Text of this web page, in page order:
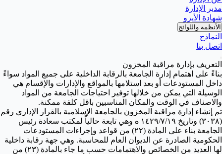
مدير الإدارة
شهادة الأيزو
الأنظمة واللوائح
النماذج
اتصل بنا
التعريف بإدارة مراقبة المخزون
بناءً على اهتمام إدارة الجامعة بالرقابة الداخلية على جميع المواد سواءً
داخل المستودعات أو بعد استلامها بالمواقع والإدارات والإقسام هي
الوسيلة التي يمكن من خلالها توفير احتياجات الجامعة من المواد
والاصناف في الوقت والمكان المناسبين باقل كلفة ممكنة.
تم إنشاء إدارة مراقبة المخزون بالجامعة الإسلامية بالقرار الإداري رقم
(٣٠٣٨) وتاريخ ١٤٢٩/٧/١٩ ه وهي تابعة حالياً لمكتب سعادة رئيس
الجامعة بناء على المادة (٢٢) من قواعد وإجراءات المستودعات
الحكومية الصادرة عن الديوان العام للمحاسبة. وهي جهة رقابة داخلية
لها العديد من الخصائص والاهتمامات حسب ما جاء بالمادة (٢٣) من